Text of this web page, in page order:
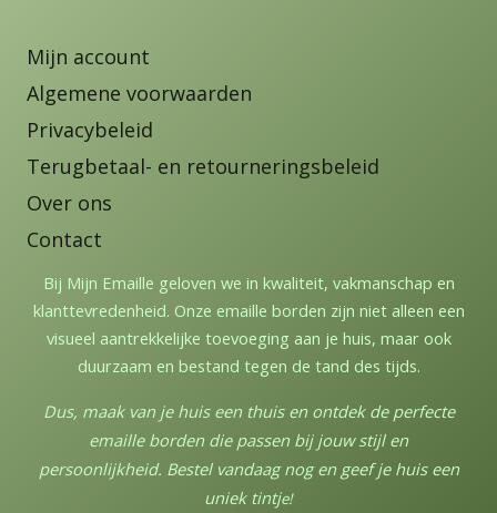
Mijn account
Algemene voorwaarden
Privacybeleid
Terugbetaal- en retourneringsbeleid
Over ons
Contact
Bij Mijn Emaille geloven we in kwaliteit, vakmanschap en
klanttevredenheid. Onze emaille borden zijn niet alleen een
visueel aantrekkelijke toevoeging aan je huis, maar ook
duurzaam en bestand tegen de tand des tijds.
Dus, maak van je huis een thuis en ontdek de perfecte
emaille borden die passen bij jouw stijl en
persoonlijkheid. Bestel vandaag nog en geef je huis een
uniek tintje!